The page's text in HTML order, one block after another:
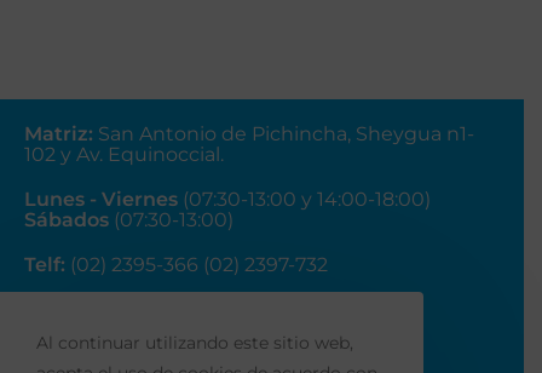
Matriz: San Antonio de Pichincha, Sheygua n1-
102 y Av. Equinoccial.
Lunes - Viernes (07:30-13:00 y 14:00-18:00)
Sábados (07:30-13:00)
Telf: (02) 2395-366 (02) 2397-732
Al continuar utilizando este sitio web,